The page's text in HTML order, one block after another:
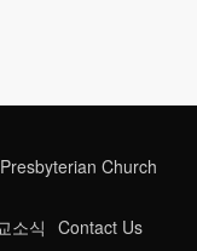
Church
소식 Contact Us